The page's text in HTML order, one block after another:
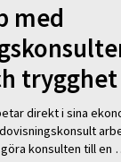
med
direkt i sina
konsulten till en